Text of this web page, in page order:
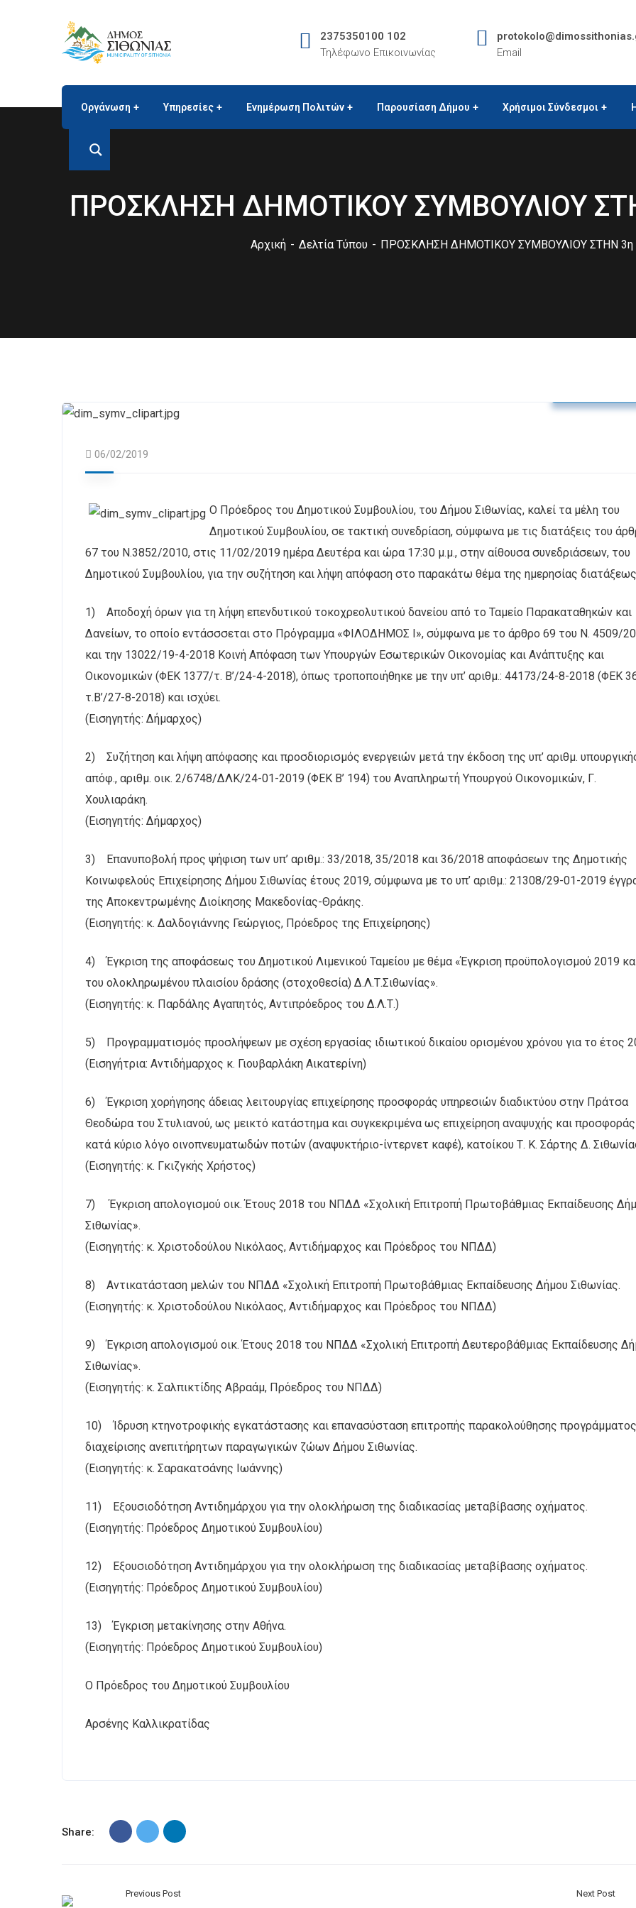
2375350100 102
Τηλέφωνο Επικοινωνίας
Email
Οργάνωση Υπηρεσίες Ενημέρωση Πολιτών Παρουσίαση Δήμου Χρήσιμοι Σύνδεσμοι
ΠΡΟΣΚΛΗΣΗ ΔΗΜΟΤΙΚΟΥ ΣΥΜΒΟΥΛΙΟΥ
Αρχική Δελτία Τύπου ΠΡΟΣΚΛΗΣΗ ΔΗΜΟΤΙΚΟΥ ΣΥΜΒΟΥΛΙΟΥ ΣΤΗΝ 3η
06/02/2019
Ο Πρόεδρος του Δημοτικού Συμβουλίου, του Δήμου Σιθωνίας, καλεί τα μέλη του
Δημοτικού Συμβουλίου, σε τακτική συνεδρίαση, σύμφωνα με τις διατάξεις του
67 του Ν.3852/2010, στις 11/02/2019 ημέρα Δευτέρα και ώρα 17:30 μ.μ., στην αίθουσα συνεδριάσεων, του
Δημοτικού Συμβουλίου, για την συζήτηση και λήψη απόφαση στο παρακάτω θέμα της ημερησίας
1) Αποδοχή όρων για τη λήψη επενδυτικού τοκοχρεολυτικού δανείου από το Ταμείο Παρακαταθηκών και
Δανείων, το οποίο εντάσσσεται στο Πρόγραμμα «ΦΙΛΟΔΗΜΟΣ Ι», σύμφωνα με το άρθρο 69 του Ν. 4509/
και την 13022/19-4-2018 Κοινή Απόφαση των Υπουργών Εσωτερικών Οικονομίας και Ανάπτυξης και
Οικονομικών (ΦΕΚ 1377/τ. Β’/24-4-2018), όπως τροποποιήθηκε με την υπ’ αριθμ.: 44173/24-8-2018 (ΦΕΚ
τ.Β’/27-8-2018) και ισχύει.
(Εισηγητής: Δήμαρχος)
2) Συζήτηση και λήψη απόφασης και προσδιορισμός ενεργειών μετά την έκδοση της υπ’ αριθμ.
απόφ., αριθμ. οικ. 2/6748/ΔΛΚ/24-01-2019 (ΦΕΚ Β’ 194) του Αναπληρωτή Υπουργού Οικονομικών, Γ.
Χουλιαράκη.
(Εισηγητής: Δήμαρχος)
3) Επανυποβολή προς ψήφιση των υπ’ αριθμ.: 33/2018, 35/2018 και 36/2018 αποφάσεων της Δημοτικής
Κοινωφελούς Επιχείρησης Δήμου Σιθωνίας έτους 2019, σύμφωνα με το υπ’ αριθμ.: 21308/29-01-2019
της Αποκεντρωμένης Διοίκησης Μακεδονίας-Θράκης.
(Εισηγητής: κ. Δαλδογιάννης Γεώργιος, Πρόεδρος της Επιχείρησης)
4) Έγκριση της αποφάσεως του Δημοτικού Λιμενικού Ταμείου με θέμα «Έγκριση προϋπολογισμού 2019
του ολοκληρωμένου πλαισίου δράσης (στοχοθεσία) Δ.Λ.Τ.Σιθωνίας».
(Εισηγητής: κ. Παρδάλης Αγαπητός, Αντιπρόεδρος του Δ.Λ.Τ.)
5) Προγραμματισμός προσλήψεων με σχέση εργασίας ιδιωτικού δικαίου ορισμένου χρόνου για το έτος
(Εισηγήτρια: Αντιδήμαρχος κ. Γιουβαρλάκη Αικατερίνη)
6) Έγκριση χορήγησης άδειας λειτουργίας επιχείρησης προσφοράς υπηρεσιών διαδικτύου στην Πράτσα
Θεοδώρα του Στυλιανού, ως μεικτό κατάστημα και συγκεκριμένα ως επιχείρηση αναψυχής και προσφοράς
κατά κύριο λόγο οινοπνευματωδών ποτών (αναψυκτήριο-ίντερνετ καφέ), κατοίκου Τ. Κ. Σάρτης Δ.
(Εισηγητής: κ. Γκιζγκής Χρήστος)
7) Έγκριση απολογισμού οικ. Έτους 2018 του ΝΠΔΔ «Σχολική Επιτροπή Πρωτοβάθμιας Εκπαίδευσης
Σιθωνίας».
(Εισηγητής: κ. Χριστοδούλου Νικόλαος, Αντιδήμαρχος και Πρόεδρος του ΝΠΔΔ)
8) Αντικατάσταση μελών του ΝΠΔΔ «Σχολική Επιτροπή Πρωτοβάθμιας Εκπαίδευσης Δήμου Σιθωνίας.
(Εισηγητής: κ. Χριστοδούλου Νικόλαος, Αντιδήμαρχος και Πρόεδρος του ΝΠΔΔ)
9) Έγκριση απολογισμού οικ. Έτους 2018 του ΝΠΔΔ «Σχολική Επιτροπή Δευτεροβάθμιας Εκπαίδευσης
Σιθωνίας».
(Εισηγητής: κ. Σαλπικτίδης Αβραάμ, Πρόεδρος του ΝΠΔΔ)
10) Ίδρυση κτηνοτροφικής εγκατάστασης και επανασύσταση επιτροπής παρακολούθησης προγράμματος
διαχείρισης ανεπιτήρητων παραγωγικών ζώων Δήμου Σιθωνίας.
(Εισηγητής: κ. Σαρακατσάνης Ιωάννης)
11) Εξουσιοδότηση Αντιδημάρχου για την ολοκλήρωση της διαδικασίας μεταβίβασης οχήματος.
(Εισηγητής: Πρόεδρος Δημοτικού Συμβουλίου)
12) Εξουσιοδότηση Αντιδημάρχου για την ολοκλήρωση της διαδικασίας μεταβίβασης οχήματος.
(Εισηγητής: Πρόεδρος Δημοτικού Συμβουλίου)
13) Έγκριση μετακίνησης στην Αθήνα.
(Εισηγητής: Πρόεδρος Δημοτικού Συμβουλίου)
Ο Πρόεδρος του Δημοτικού Συμβουλίου
Αρσένης Καλλικρατίδας
Share:
Previous Post Next Post
Πολιτική Προστασίας Προσωπικών Δεδομένων